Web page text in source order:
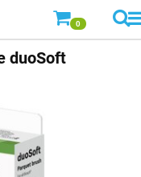
0
duoSoft